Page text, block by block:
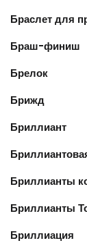
Браслет для
Браш-финиш
Брелок
Брижд
Бриллиант
Бриллианты
Бриллианты
Бриллиация